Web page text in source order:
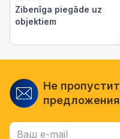
Zibenīga piegāde uz
objektiem
Не